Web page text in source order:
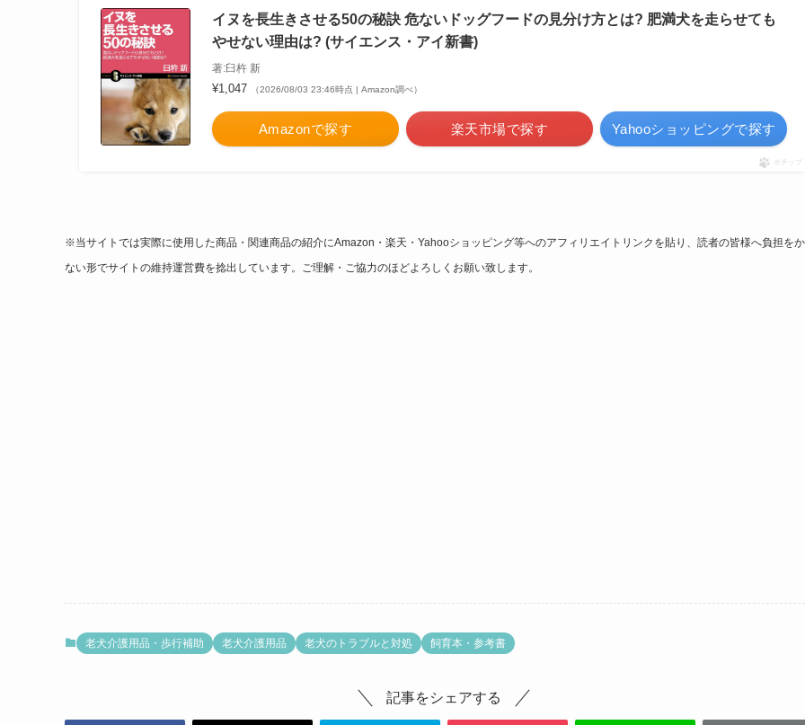
イヌを長生きさせる50の秘訣 危ないドッグフードの見分け方とは? 肥満犬を走らせても
やせない理由は? (サイエンス・アイ新書)
著:臼杵 新
¥1,047 （2026/08/03 23:46時点 | Amazon調べ）
Amazonで探す 楽天市場で探す Yahooショッピングで探す
ポチップ
※当サイトでは実際に使用した商品・関連商品の紹介にAmazon・楽天・Yahooショッピング等へのアフィリエイトリンクを貼り、読者の皆様へ負担を
ない形でサイトの維持運営費を捻出しています。ご理解・ご協力のほどよろしくお願い致します。
老犬介護用品・歩行補助 老犬介護用品 老犬のトラブルと対処 飼育本・参考書
記事をシェアする